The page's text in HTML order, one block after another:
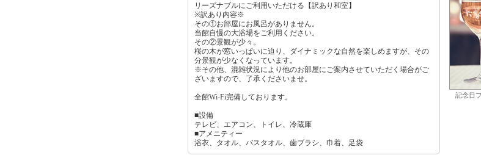
リーズナブルにご利用いただける【訳あり和室】
※訳あり内容※
その①お部屋にお風呂がありません。
当館自慢の大浴場をご利用ください。
その②景観が少々。
桜の木が窓いっぱいに迫り、ダイナミックな自然を楽しめますが、その
分景観が少なくなっています。
※その他、混雑状況により他のお部屋にご案内させていただく場合がご
ざいますので、了承くださいませ。
全館Wi-Fi完備しております。
■設備
テレビ、エアコン、トイレ、冷蔵庫
■アメニティー
浴衣、タオル、バスタオル、歯ブラシ、巾着、足袋
記念日